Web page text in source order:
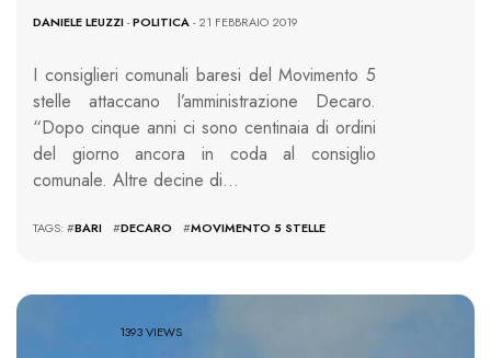
DANIELE LEUZZI-POLITICA- 21 FEBBRAIO 2019
I consiglieri comunali baresi del Movimento 5
stelle attaccano l’amministrazione Decaro.
“Dopo cinque anni ci sono centinaia di ordini
del giorno ancora in coda al consiglio
comunale. Altre decine di…
TAGS: #BARI #DECARO #MOVIMENTO 5 STELLE
1393 VIEWS